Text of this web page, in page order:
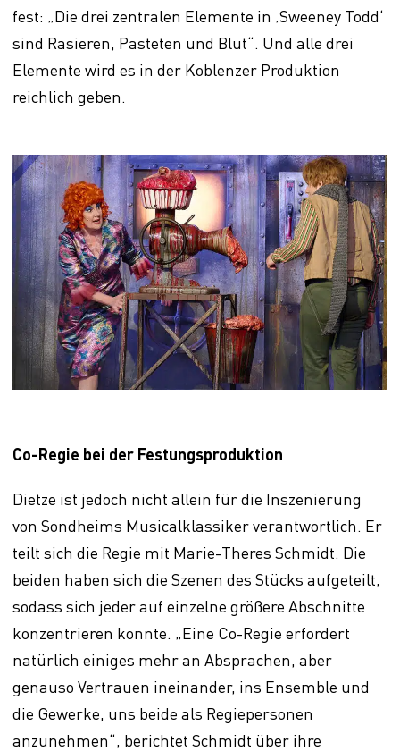
fest: „Die drei zentralen Elemente in ‚Sweeney Todd‘
sind Rasieren, Pasteten und Blut“. Und alle drei
Elemente wird es in der Koblenzer Produktion
reichlich geben.
Co-Regie bei der Festungsproduktion
Dietze ist jedoch nicht allein für die Inszenierung
von Sondheims Musicalklassiker verantwortlich. Er
teilt sich die Regie mit Marie-Theres Schmidt. Die
beiden haben sich die Szenen des Stücks aufgeteilt,
sodass sich jeder auf einzelne größere Abschnitte
konzentrieren konnte. „Eine Co-Regie erfordert
natürlich einiges mehr an Absprachen, aber
genauso Vertrauen ineinander, ins Ensemble und
die Gewerke, uns beide als Regiepersonen
anzunehmen“, berichtet Schmidt über ihre